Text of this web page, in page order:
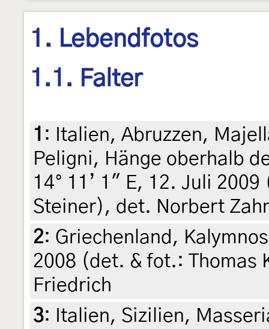
1. Lebendfotos
1.1. Falter
1 :
Italien, Abruzzen,
Peligni, Hänge oberhalb
14° 11’ 1" E, 12. Juli
Steiner), det. Norbert
2: Griechenland,
2008 (det. & fot.: Thomas
Friedrich
3:
Italien, Sizilien,